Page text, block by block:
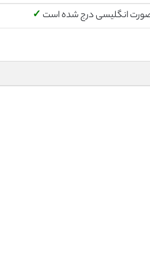
انگلیسی درج شده است ✓